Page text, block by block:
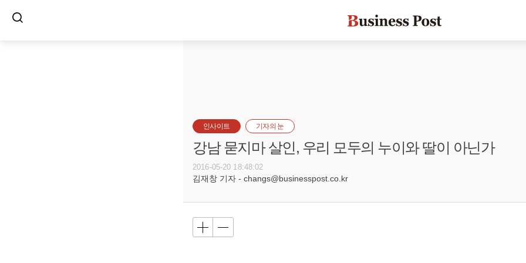
인사이트 기자의 눈
강남 묻지마 살인, 우리 모두의 누이와 딸이 아닌가
2016-05-20 18:48:02
김재창 기자 - changs@businesspost.co.kr